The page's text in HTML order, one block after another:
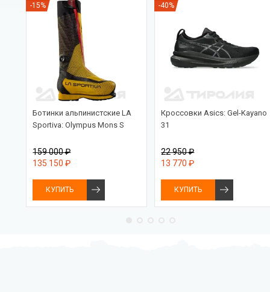
-15%
Ботинки альпинистские LA
Sportiva: Olympus Mons S
159 000 ₽
135 150 ₽
КУПИТЬ
-40%
Кроссовки Asics: Gel-Kayano
31
22 950 ₽
13 770 ₽
КУПИТЬ